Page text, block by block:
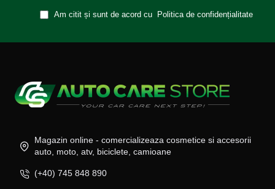
Am citit și sunt de acord cu Politica de confidențialitate
Magazin online - comercializeaza cosmetice si accesorii
auto, moto, atv, biciclete, camioane
(+40) 745 848 890